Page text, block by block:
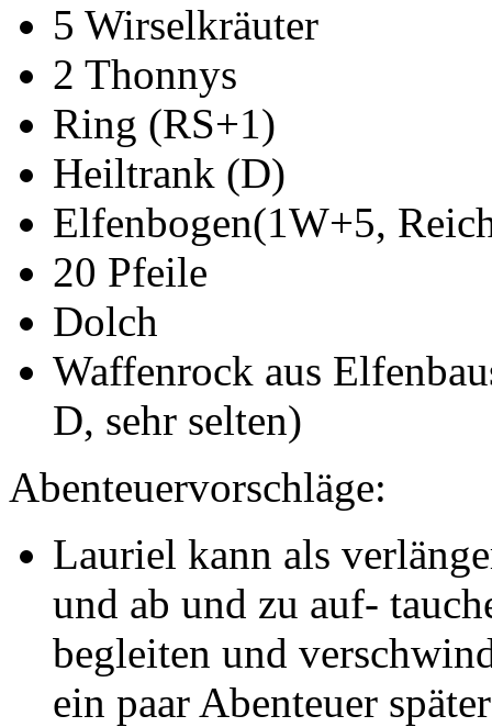
5 Wirselkräuter
2 Thonnys
Ring (RS+1)
Heiltrank (D)
Elfenbogen(1W+5,
20 Pfeile
Dolch
Waffenrock aus
D, sehr selten)
Abenteuervorschläge:
Lauriel kann als
und ab und zu auf-
begleiten und
ein paar Abenteuer